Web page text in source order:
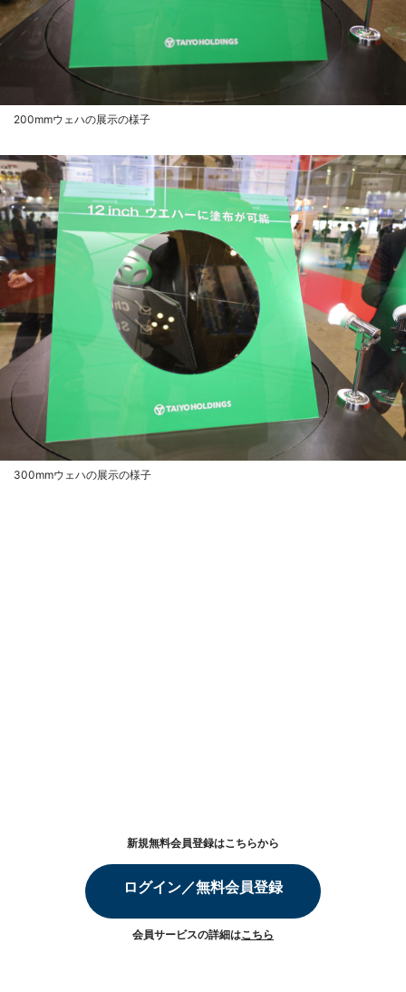
200mmウェハの展示の様子
300mmウェハの展示の様子
新規無料会員登録はこちらから
ログイン／無料会員登録
会員サービスの詳細はこちら